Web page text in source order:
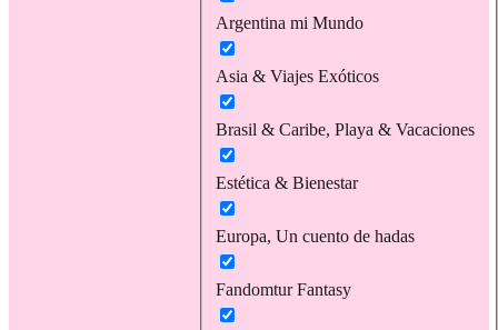
Argentina mi Mundo
Asia & Viajes Exóticos
Brasil & Caribe, Playa & Vacaciones
Estética & Bienestar
Europa, Un cuento de hadas
Fandomtur Fantasy